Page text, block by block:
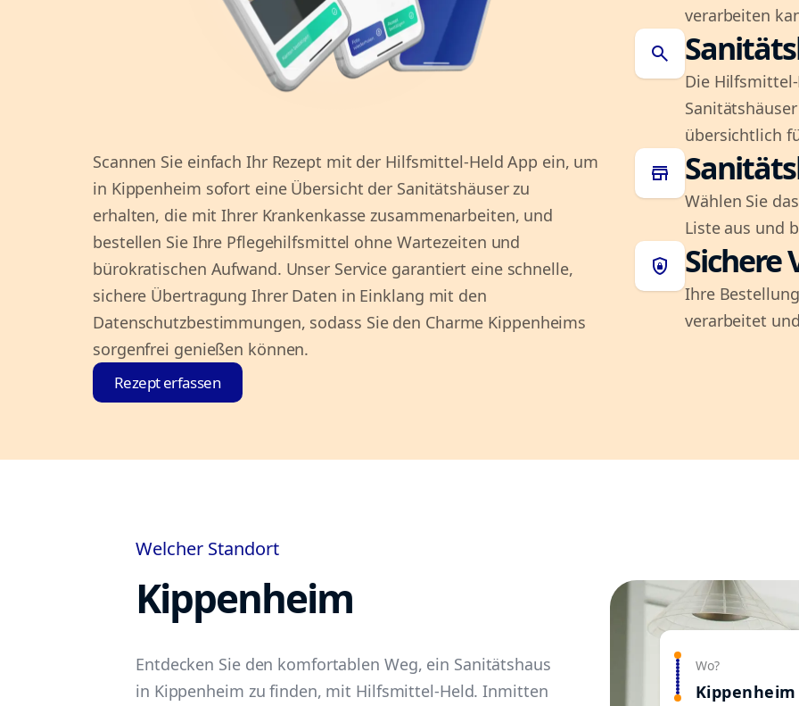
Scannen Sie einfach Ihr Rezept mit der Hilfsmittel-Held App ein, um
in Kippenheim sofort eine Übersicht der Sanitätshäuser zu
erhalten, die mit Ihrer Krankenkasse zusammenarbeiten, und
bestellen Sie Ihre Pflegehilfsmittel ohne Wartezeiten und
bürokratischen Aufwand. Unser Service garantiert eine schnelle,
sichere Übertragung Ihrer Daten in Einklang mit den
Datenschutzbestimmungen, sodass Sie den Charme Kippenheims
sorgenfrei genießen können.
Rezept erfassen
verarbeiten
search
Die
übersichtlich
store
Wählen Sie
Liste aus und
shield_lock Sichere
Ihre
verarbeitet
Welcher Standort
Kippenheim
Entdecken Sie den komfortablen Weg, ein Sanitätshaus
in Kippenheim zu finden, mit Hilfsmittel-Held. Inmitten
Wo?
Kippenheim